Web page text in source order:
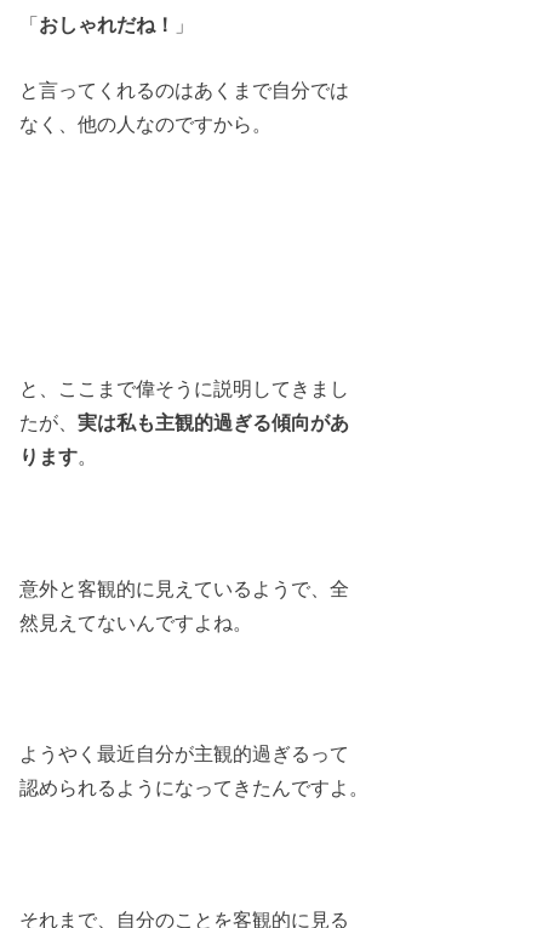
「おしゃれだね！ 」
と言ってくれるのはあくまで自分では
なく、他の人なのですから。
と、ここまで偉そうに説明してきまし
たが、実は私も主観的過ぎる傾向があ
ります。
意外と客観的に見えているようで、全
然見えてないんですよね。
ようやく最近自分が主観的過ぎるって
認められるようになってきたんですよ。
それまで、自分のことを客観的に見る